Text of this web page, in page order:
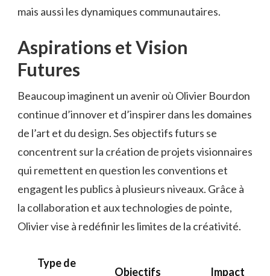
mais aussi les dynamiques communautaires.
Aspirations et Vision
Futures
Beaucoup imaginent un avenir où Olivier Bourdon
continue d’innover et d’inspirer dans les domaines
de l’art et du design. Ses objectifs futurs se
concentrent sur la création de projets visionnaires
qui remettent en question les conventions et
engagent les publics à plusieurs niveaux. Grâce à
la collaboration et aux technologies de pointe,
Olivier vise à redéfinir les limites de la créativité.
Type de
Objectifs Impact